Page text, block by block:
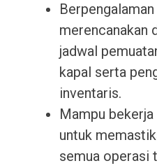
merencanakan
jadwal
kapal serta
inventaris.
Mampu
untuk
semua operasi